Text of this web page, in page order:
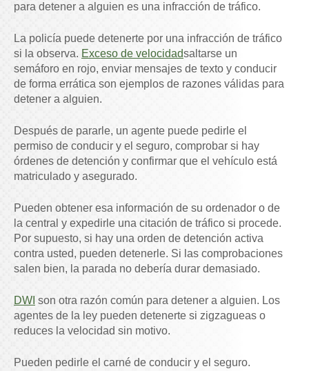
para detener a alguien es una infracción de tráfico.
La policía puede detenerte por una infracción de tráfico
si la observa. Exceso de velocidadsaltarse un
semáforo en rojo, enviar mensajes de texto y conducir
de forma errática son ejemplos de razones válidas para
detener a alguien.
Después de pararle, un agente puede pedirle el
permiso de conducir y el seguro, comprobar si hay
órdenes de detención y confirmar que el vehículo está
matriculado y asegurado.
Pueden obtener esa información de su ordenador o de
la central y expedirle una citación de tráfico si procede.
Por supuesto, si hay una orden de detención activa
contra usted, pueden detenerle. Si las comprobaciones
salen bien, la parada no debería durar demasiado.
DWI son otra razón común para detener a alguien. Los
agentes de la ley pueden detenerte si zigzagueas o
reduces la velocidad sin motivo.
Pueden pedirle el carné de conducir y el seguro.